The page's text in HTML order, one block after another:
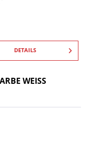
DETAILS
WEISS